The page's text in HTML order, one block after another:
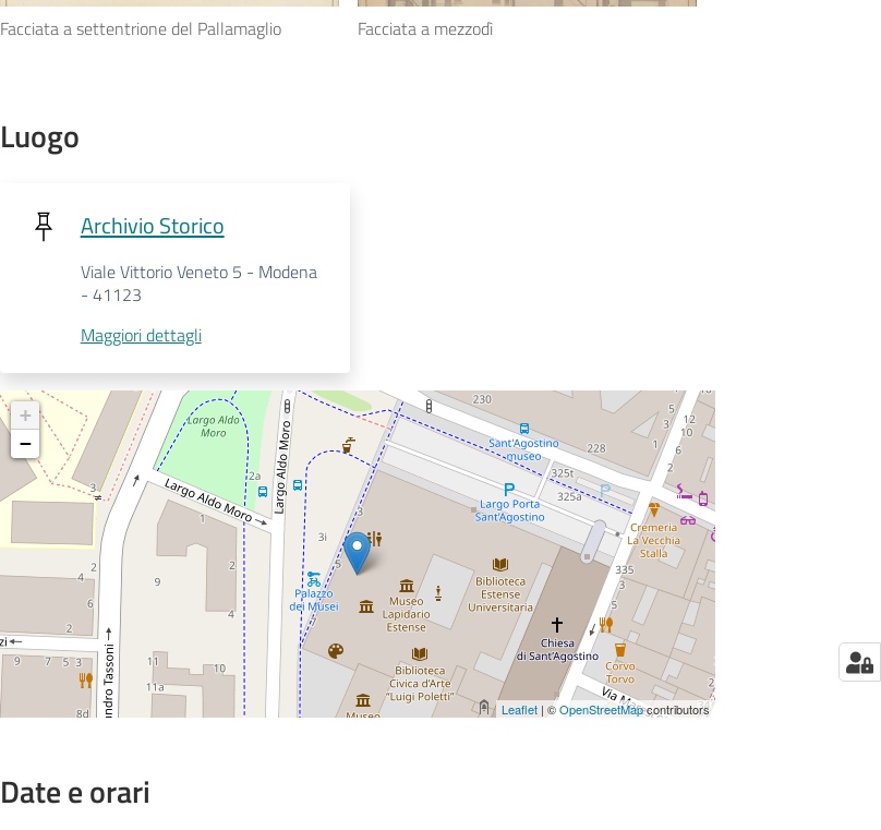
Facciata a settentrione del Pallamaglio Facciata a mezzodì
Luogo
Archivio Storico
Viale Vittorio Veneto 5 - Modena
- 41123
Maggiori dettagli
+
−
Leaflet| ©OpenStreetMapcontributors
Date e orari